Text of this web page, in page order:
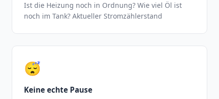
Ist die Heizung noch in Ordnung? Wie viel Öl ist
noch im Tank? Aktueller Stromzählerstand
😴
Keine echte Pause